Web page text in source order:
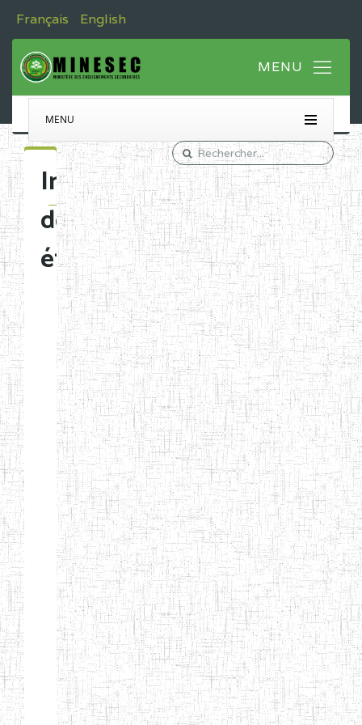
Français English
MENU
Immatriculation
des
établissements
Etablissements
d'enseignement
normal
ENI
Chercher:
Effacer les filtres
Denomination
Type